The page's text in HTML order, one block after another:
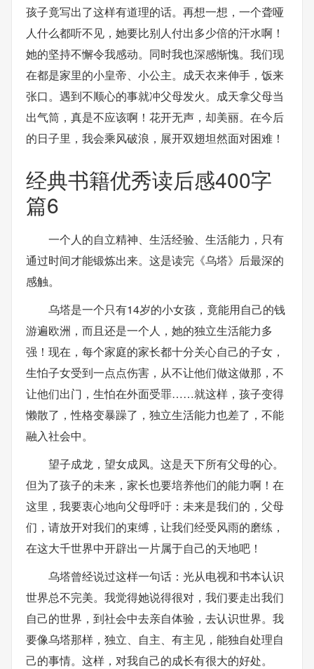
孩子竟写出了这样有道理的话。再想一想，一个聋哑
人什么都听不见，她要比别人付出多少倍的汗水啊！
她的坚持不懈令我感动。同时我也深感惭愧。我们现
在都是家里的小皇帝、小公主。成天衣来伸手，饭来
张口。遇到不顺心的事就冲父母发火。成天拿父母当
出气筒，真是不应该啊！花开无声，却美丽。在今后
的日子里，我会乘风破浪，展开双翅坦然面对困难！
经典书籍优秀读后感400字
篇6
一个人的自立精神、生活经验、生活能力，只有
通过时间才能锻炼出来。这是读完《乌塔》后最深的
感触。
乌塔是一个只有14岁的小女孩，竟能用自己的钱
游遍欧洲，而且还是一个人，她的独立生活能力多
强！现在，每个家庭的家长都十分关心自己的子女，
生怕子女受到一点点伤害，从不让他们做这做那，不
让他们出门，生怕在外面受罪……就这样，孩子变得
懒散了，性格变暴躁了，独立生活能力也差了，不能
融入社会中。
望子成龙，望女成凤。这是天下所有父母的心。
但为了孩子的未来，家长也要培养他们的能力啊！在
这里，我要衷心地向父母呼吁：未来是我们的，父母
们，请放开对我们的束缚，让我们经受风雨的磨练，
在这大千世界中开辟出一片属于自己的天地吧！
乌塔曾经说过这样一句话：光从电视和书本认识
世界总不完美。我觉得她说得很对，我们要走出我们
自己的世界，到社会中去亲自体验，去认识世界。我
要像乌塔那样，独立、自主、有主见，能独自处理自
己的事情。这样，对我自己的成长有很大的好处。